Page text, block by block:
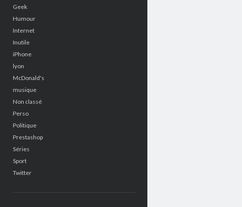
Geek
Humour
Internet
Inutile
iPhone
lyon
McDonald's
musique
Non classé
Perso
Politique
Prestashop
Séries
Sport
Twitter